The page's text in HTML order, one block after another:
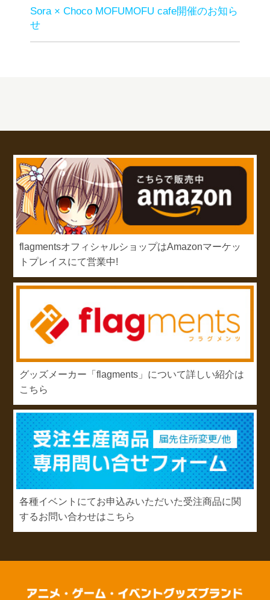
Sora × Choco MOFUMOFU cafe開催のお知ら
せ
flagmentsオフィシャルショップはAmazonマーケッ
トプレイスにて営業中!
グッズメーカー「flagments」について詳しい紹介は
こちら
各種イベントにてお申込みいただいた受注商品に関
するお問い合わせはこちら